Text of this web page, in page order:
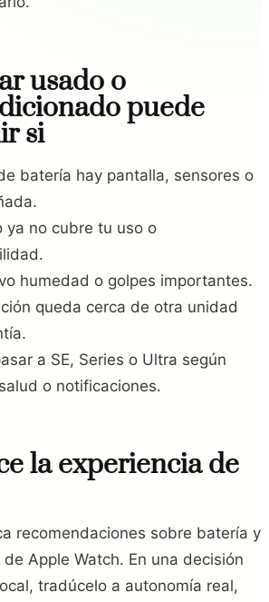
usado o
puede
si
batería hay pantalla, sensores o
ya no cubre tu uso o
humedad o golpes importantes.
queda cerca de otra unidad
a SE, Series o Ultra según
o notificaciones.
la experiencia de
recomendaciones sobre batería y
Apple Watch. En una decisión
tradúcelo a autonomía real,